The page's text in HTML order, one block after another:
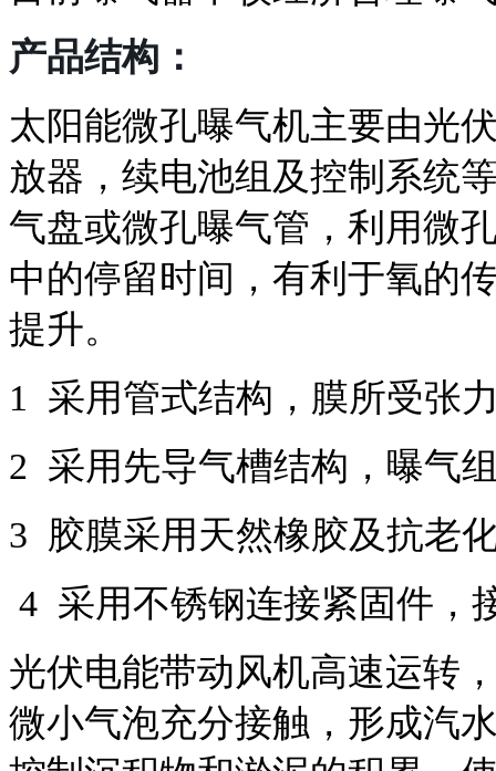
产品结构：
太阳能微孔曝气机主要由光
放器，续电池组及控制系统
气盘或微孔曝气管，利用微
中的停留时间，有利于氧的
提升。
1 采用管式结构，膜所受张
2 采用先导气槽结构，曝气
3 胶膜采用天然橡胶及抗老
4 采用不锈钢连接紧固件，
光伏电能带动风机高速运转
微小气泡充分接触，形成汽